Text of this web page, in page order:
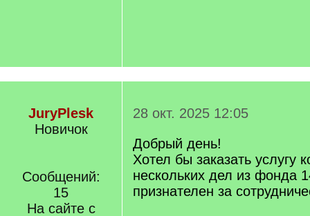
JuryPlesk
Новичок
Сообщений:
15
На сайте с
28 окт. 2025 12:05
Добрый день!
Хотел бы заказать услугу
нескольких дел из фонда
признателен за